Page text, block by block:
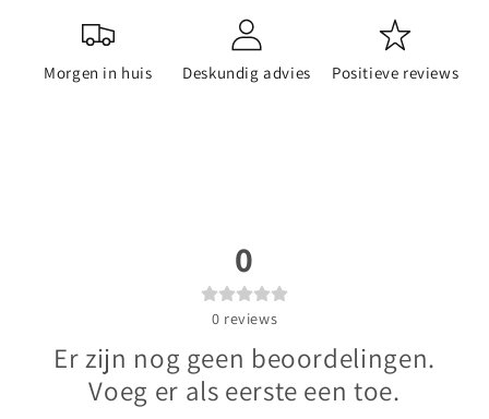
Morgen in huis Deskundig advies Positieve reviews
0
0 reviews
Er zijn nog geen beoordelingen.
Voeg er als eerste een toe.